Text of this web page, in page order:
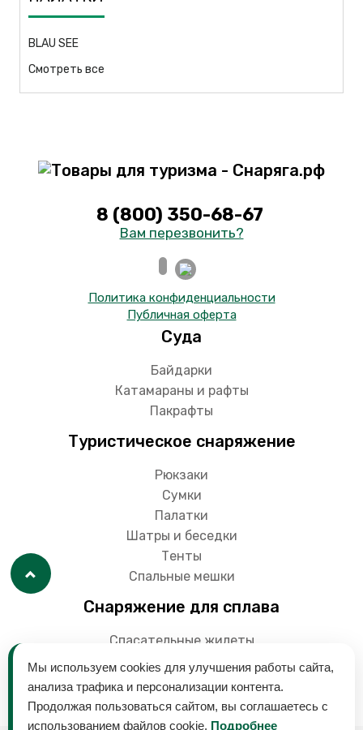
BLAU SEE
Смотреть все
8 (800) 350-68-67
Вам перезвонить?
Политика конфиденциальности
Публичная оферта
Суда
Байдарки
Катамараны и рафты
Пакрафты
Туристическое снаряжение
Рюкзаки
Сумки
Палатки
Шатры и беседки
Тенты
Спальные мешки
Снаряжение для сплава
Спасательные жилеты
Гермоупаковки
Весла
Мы используем cookies для улучшения работы сайта,
анализа трафика и персонализации контента.
Продолжая пользоваться сайтом, вы соглашаетесь с
использованием файлов cookie. Подробнее